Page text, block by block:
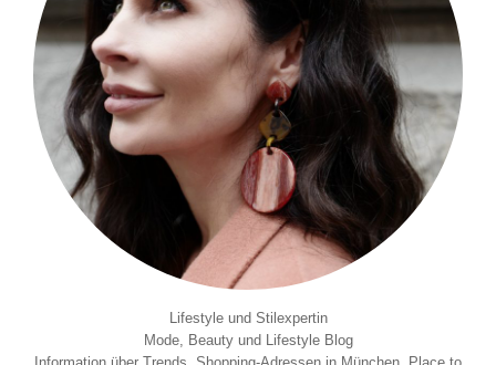
Lifestyle und Stilexpertin
Mode, Beauty und Lifestyle Blog